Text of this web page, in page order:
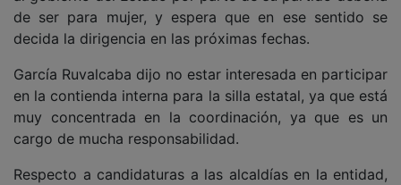
de ser para mujer, y espera que en ese sentido se
decida la dirigencia en las próximas fechas.
García Ruvalcaba dijo no estar interesada en participar
en la contienda interna para la silla estatal, ya que está
muy concentrada en la coordinación, ya que es un
cargo de mucha responsabilidad.
Respecto a candidaturas a las alcaldías en la entidad,